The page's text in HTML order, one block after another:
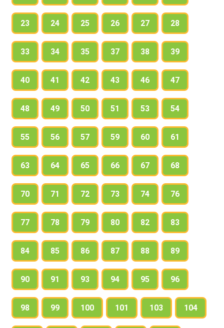
23 24 25 26 27 28
33 34 35 37 38 39
40 41 42 43 46 47
48 49 50 51 53 54
55 56 57 59 60 61
63 64 65 66 67 68
70 71 72 73 74 76
77 78 79 80 82 83
84 85 86 87 88 89
90 91 93 94 95 96
98 99 100 101 103 104